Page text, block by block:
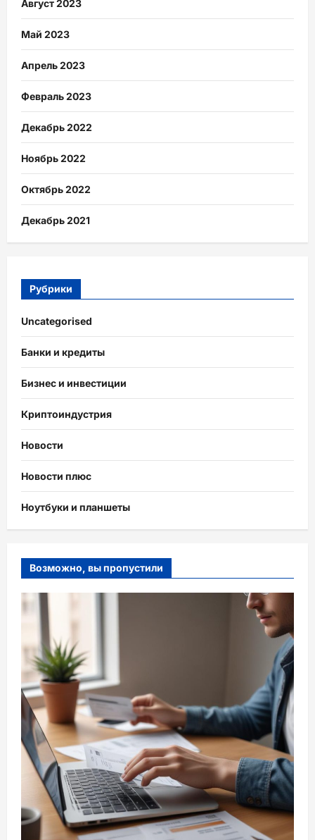
Август 2023
Май 2023
Апрель 2023
Февраль 2023
Декабрь 2022
Ноябрь 2022
Октябрь 2022
Декабрь 2021
Рубрики
Uncategorised
Банки и кредиты
Бизнес и инвестиции
Криптоиндустрия
Новости
Новости плюс
Ноутбуки и планшеты
Возможно, вы пропустили